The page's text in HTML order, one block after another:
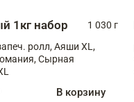
1кг набор
1 030 г
ролл, Аяши XL,
Сырная
В корзину